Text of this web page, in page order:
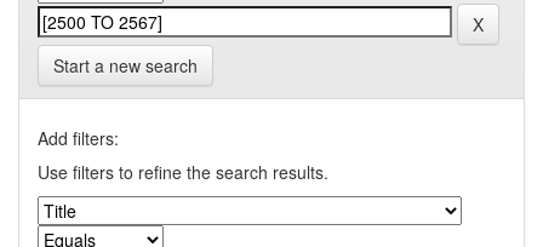
Start a new search
Add filters:
Use filters to refine the search results.